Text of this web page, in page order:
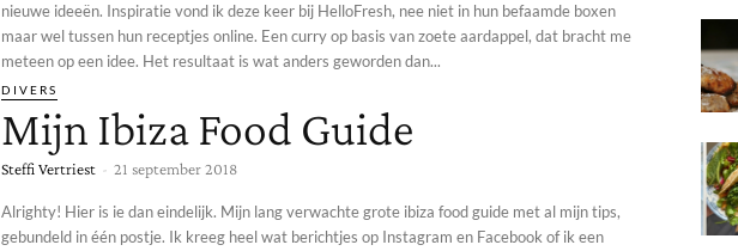
nieuwe ideeën. Inspiratie vond ik deze keer bij HelloFresh, nee niet in hun befaamde boxen
maar wel tussen hun receptjes online. Een curry op basis van zoete aardappel, dat bracht me
meteen op een idee. Het resultaat is wat anders geworden dan...
DIVERS
Mijn Ibiza Food Guide
Steffi Vertriest - 21 september 2018
Alrighty! Hier is ie dan eindelijk. Mijn lang verwachte grote ibiza food guide met al mijn tips,
gebundeld in één postje. Ik kreeg heel wat berichtjes op Instagram en Facebook of ik een